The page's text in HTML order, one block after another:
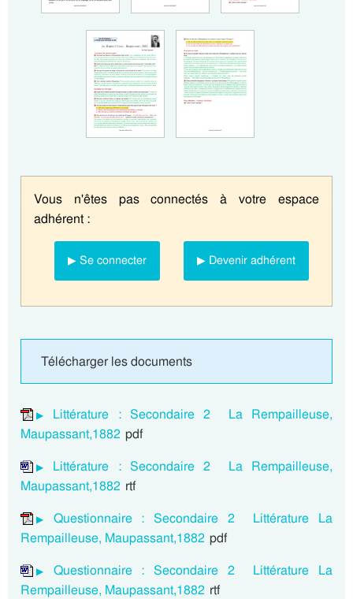
Vous n'êtes pas connectés à votre espace
adhérent :
▶ Se connecter ▶ Devenir adhérent
Télécharger les documents
Littérature : Secondaire 2 La Rempailleuse,
Maupassant,1882 pdf
Littérature : Secondaire 2 La Rempailleuse,
Maupassant,1882 rtf
Questionnaire : Secondaire 2 Littérature La
Rempailleuse, Maupassant,1882 pdf
Questionnaire : Secondaire 2 Littérature La
Rempailleuse, Maupassant,1882 rtf